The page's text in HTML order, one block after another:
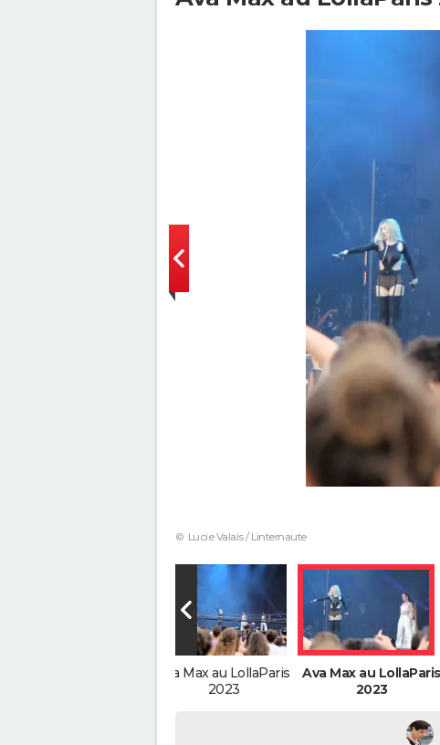
© Lucie Valais / Linternaute
Ava Max au LollaParis
2023
Ava Max au LollaParis
2023